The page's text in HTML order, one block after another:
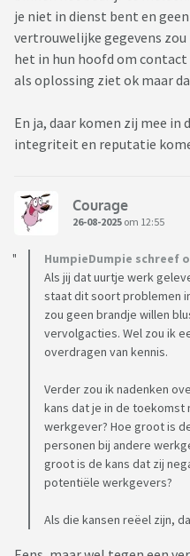
je niet in dienst bent en
vertrouwelijke gegevens
het in hun hoofd om
als oplossing ziet ok maar
En ja, daar komen zij mee in
integriteit en reputatie
Courage
26-08-2025 om 12:55
HumpieDumpie schreef
Als jij dat uurtje werk
staat dit soort problemen
zou geen brandje willen
vervolgacties. Wel zou ik
overdragen van kennis.
Verder zou ik nadenken
kans dat je in de toekomst
werkgever? Hoe groot is
personen bij andere
groot is de kans dat zij
potentiële werkgevers?
Als die kansen reëel zijn,